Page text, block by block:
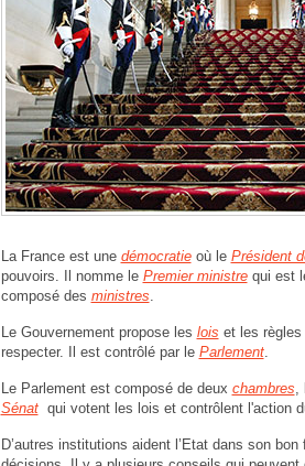
La France est une démocratieoù le Président
pouvoirs. Il nomme le Premier ministrequi est
composé des ministres.
Le Gouvernement propose les lois et les
respecter. Il est contrôlé par le Parlement.
Le Parlement est composé de deux chambres,
Sénatqui votent les lois et contrôlent l'action
D’autres institutions aident l’Etat dans son